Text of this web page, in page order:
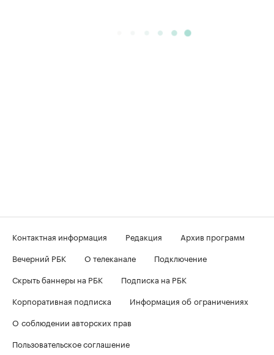
Контактная информация Редакция
Архив программ
Вечерний РБК
О телеканале
Подключение
Скрыть баннеры на РБК
Подписка на РБК
Корпоративная подписка
Информация об ограничениях
О соблюдении авторских прав
Пользовательское соглашение